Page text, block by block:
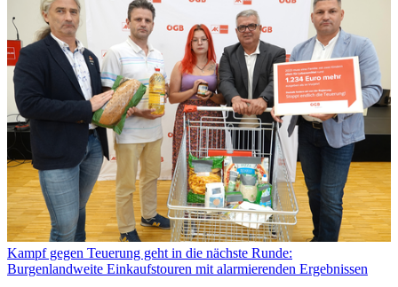
Kampf gegen Teuerung geht in die nächste Runde:
Burgenlandweite Einkaufstouren mit alarmierenden Ergebnissen